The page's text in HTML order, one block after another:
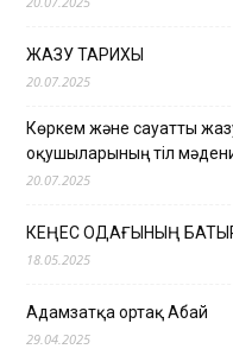
ЖАЗУ ТАРИХЫ
20.07.2025
Көркем және сауатты
оқушыларының тіл
20.07.2025
КЕҢЕС ОДАҒЫНЫҢ
18.05.2025
Адамзатқа ортақ Абай
29.04.2025